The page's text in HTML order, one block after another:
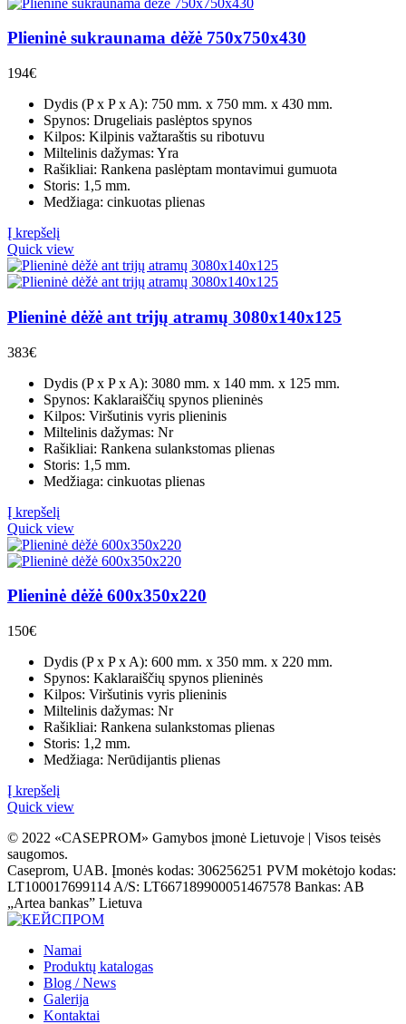
Plieninė sukraunama dėžė 750x750x430
194€
Dydis (P x P x A): 750 mm. x 750 mm. x 430 mm.
Spynos: Drugeliais paslėptos spynos
Kilpos: Kilpinis važtaraštis su ribotuvu
Miltelinis dažymas: Yra
Rašikliai: Rankena paslėptam montavimui gumuota
Storis: 1,5 mm.
Medžiaga: cinkuotas plienas
Į krepšelį
Quick view
Plieninė dėžė ant trijų atramų 3080x140x125
383€
Dydis (P x P x A): 3080 mm. x 140 mm. x 125 mm.
Spynos: Kaklaraiščių spynos plieninės
Kilpos: Viršutinis vyris plieninis
Miltelinis dažymas: Nr
Rašikliai: Rankena sulankstomas plienas
Storis: 1,5 mm.
Medžiaga: cinkuotas plienas
Į krepšelį
Quick view
Plieninė dėžė 600x350x220
150€
Dydis (P x P x A): 600 mm. x 350 mm. x 220 mm.
Spynos: Kaklaraiščių spynos plieninės
Kilpos: Viršutinis vyris plieninis
Miltelinis dažymas: Nr
Rašikliai: Rankena sulankstomas plienas
Storis: 1,2 mm.
Medžiaga: Nerūdijantis plienas
Į krepšelį
Quick view
© 2022 «CASEPROM» Gamybos įmonė Lietuvoje | Visos teisės
saugomos.
Caseprom, UAB. Įmonės kodas: 306256251 PVM mokėtojo kodas:
LT100017699114 A/S: LT667189900051467578 Bankas: AB
„Artea bankas” Lietuva
Namai
Produktų katalogas
Blog / News
Galerija
Kontaktai